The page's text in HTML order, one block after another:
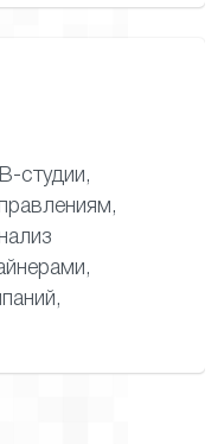
студии,